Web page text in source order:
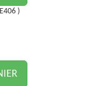
)